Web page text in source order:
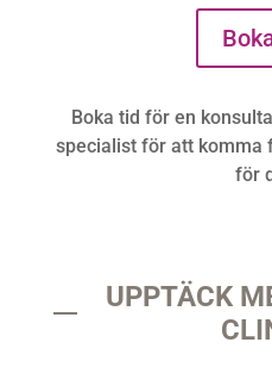
Boka tid för en
specialist för att komma
för
UPPTÄCK